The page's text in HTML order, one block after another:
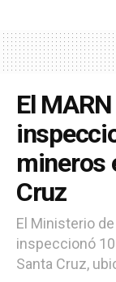
El
mineros
Cruz
El Ministerio
inspeccionó
Santa Cruz,